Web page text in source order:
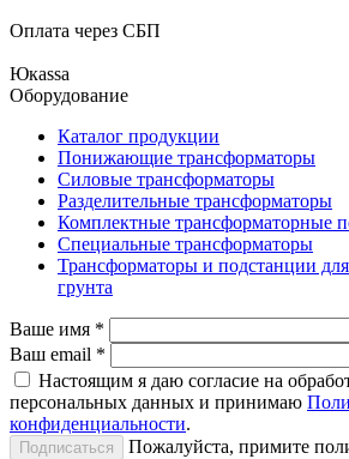
Оплата через СБП
Юкаssа
Оборудование
Каталог продукции
Понижающие трансформаторы
Силовые трансформаторы
Разделительные трансформаторы
Комплектные трансформаторные
Специальные трансформаторы
Трансформаторы и подстанции
грунта
Ваше имя *
Ваш email *
Настоящим я даю согласие на
персональных данных и принимаю
конфиденциальности.
Пожалуйста, примите